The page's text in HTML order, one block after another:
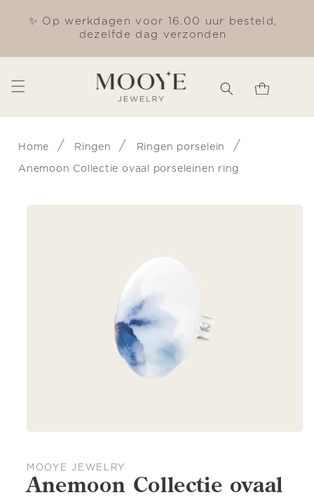
naar de
✨ Op werkdagen voor 16.00 uur besteld,
dezelfde dag verzonden
Winkelwagen
Home / Ringen / Ringen porselein /
Anemoon Collectie ovaal porseleinen ring
MOOYE JEWELRY
Anemoon Collectie ovaal